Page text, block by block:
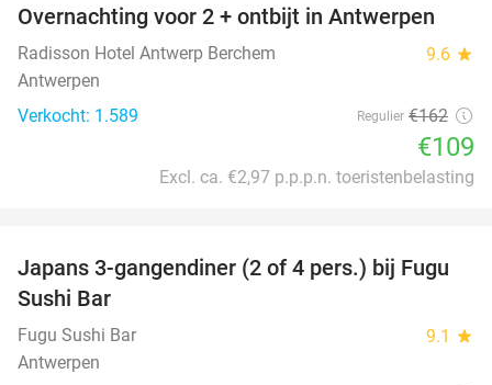
33%
Overnachting voor 2 + ontbijt in Antwerpen
Radisson Hotel Antwerp Berchem 9.6 star
Antwerpen
Verkocht: 1.589
Regulier €162
€109
Excl. ca. €2,97 p.p.p.n. toeristenbelasting
46%
Japans 3-gangendiner (2 of 4 pers.) bij Fugu
Sushi Bar
Fugu Sushi Bar 9.1 star
Antwerpen